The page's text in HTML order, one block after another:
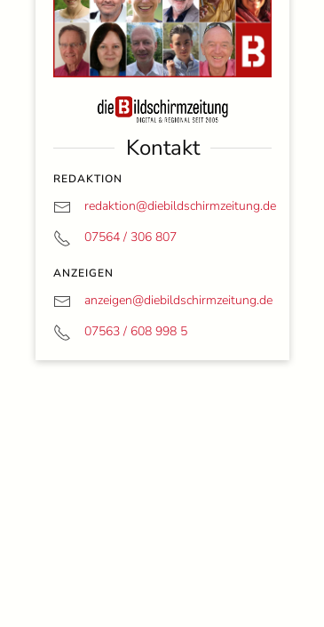
Kontakt
REDAKTION
redaktion@diebildschirmzeitung.de
07564 / 306 807
ANZEIGEN
anzeigen@diebildschirmzeitung.de
07563 / 608 998 5